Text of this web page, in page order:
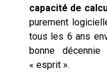
capacité de
purement
tous les 6 ans
bonne
« esprit ».